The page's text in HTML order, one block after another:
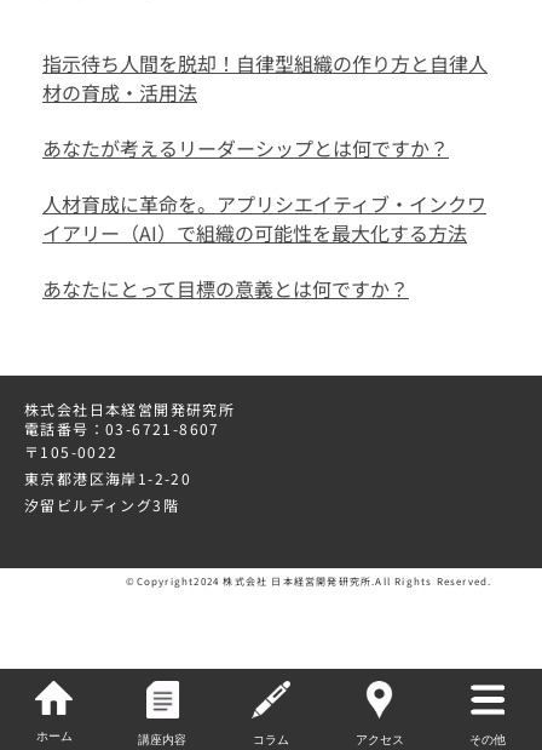
指示待ち人間を脱却！自律型組織の作り方と自律人
材の育成・活用法
あなたが考えるリーダーシップとは何ですか？
人材育成に革命を。アプリシエイティブ・インクワ
イアリー（AI）で組織の可能性を最大化する方法
あなたにとって目標の意義とは何ですか？
株式会社日本経営開発研究所
電話番号：03-6721-8607
〒105-0022
東京都港区海岸1-2-20
汐留ビルディング3階
©Copyright2024 株式会社 日本経営開発研究所.All Rights Reserved.
お問い合わせ
ホーム 講座内容 コラム アクセス その他